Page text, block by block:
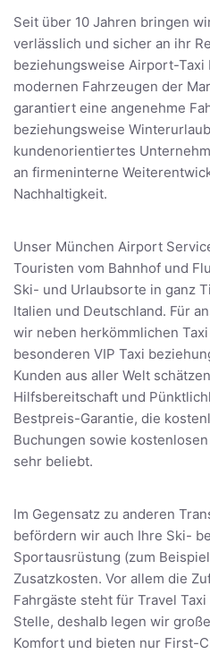
Seit über 10 Jahren bringen
verlässlich und sicher an ihr
beziehungsweise Airport-Taxi
modernen Fahrzeugen der
garantiert eine angenehme
beziehungsweise
kundenorientiertes
an firmeninterne
Nachhaltigkeit.
Unser München Airport
Touristen vom Bahnhof und
Ski- und Urlaubsorte in ganz
Italien und Deutschland. Für
wir neben herkömmlichen
besonderen VIP Taxi
Kunden aus aller Welt
Hilfsbereitschaft und
Bestpreis-Garantie, die
Buchungen sowie
sehr beliebt.
Im Gegensatz zu anderen
befördern wir auch Ihre Ski-
Sportausrüstung (zum
Zusatzkosten. Vor allem die
Fahrgäste steht für Travel
Stelle, deshalb legen wir
Komfort und bieten nur First-